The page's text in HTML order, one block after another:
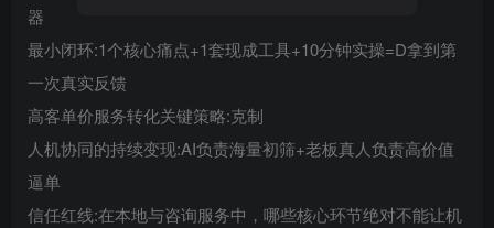
器
最小闭环:1个核心痛点+1套现成工具+10分钟实操=D拿到第
一次真实反馈
高客单价服务转化关键策略:克制
人机协同的持续变现:AI负责海量初筛+老板真人负责高价值
逼单
信任红线:在本地与咨询服务中，哪些核心环节绝对不能让机